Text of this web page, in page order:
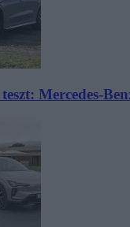
Mercedes-